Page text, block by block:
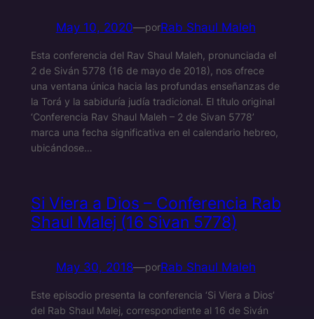
May 10, 2020—porRab Shaul Maleh
Esta conferencia del Rav Shaul Maleh, pronunciada el
2 de Siván 5778 (16 de mayo de 2018), nos ofrece
una ventana única hacia las profundas enseñanzas de
la Torá y la sabiduría judía tradicional. El título original
‘Conferencia Rav Shaul Maleh – 2 de Sivan 5778’
marca una fecha significativa en el calendario hebreo,
ubicándose…
Si Viera a Dios – Conferencia Rab
Shaul Malej (16 Sivan 5778)
May 30, 2018—porRab Shaul Maleh
Este episodio presenta la conferencia ‘Si Viera a Dios’
del Rab Shaul Malej, correspondiente al 16 de Siván